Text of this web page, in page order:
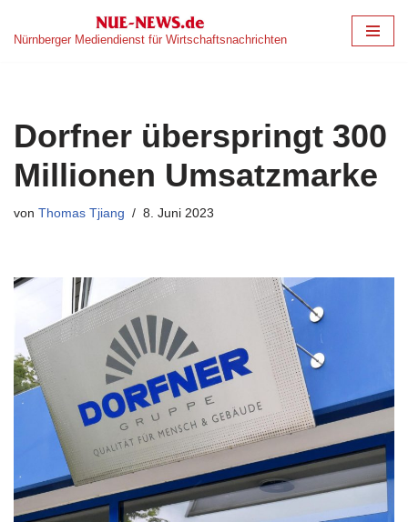
Zum
Nürnberger Mediendienst für Wirtschaftsnachrichten
Dorfner überspringt 300
Millionen Umsatzmarke
von Thomas Tjiang 8. Juni 2023